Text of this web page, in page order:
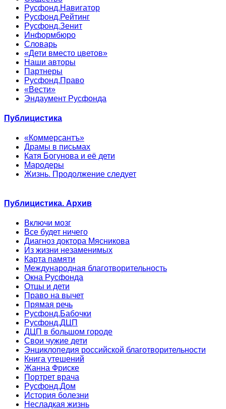
Русфонд.Навигатор
Русфонд.Рейтинг
Русфонд.Зенит
Информбюро
Словарь
«Дети вместо цветов»
Наши авторы
Партнеры
Русфонд.Право
«Вести»
Эндаумент Русфонда
Публицистика
«Коммерсантъ»
Драмы в письмах
Катя Богунова и её дети
Мародеры
Жизнь. Продолжение следует
Публицистика. Архив
Включи мозг
Все будет ничего
Диагноз доктора Мясникова
Из жизни незаменимых
Карта памяти
Международная благотворительность
Окна Русфонда
Отцы и дети
Право на вычет
Прямая речь
Русфонд.Бабочки
Русфонд.ДЦП
ДЦП в большом городе
Свои чужие дети
Энциклопедия российской благотворительности
Книга утешений
Жанна Фриске
Портрет врача
Русфонд.Дом
История болезни
Несладкая жизнь